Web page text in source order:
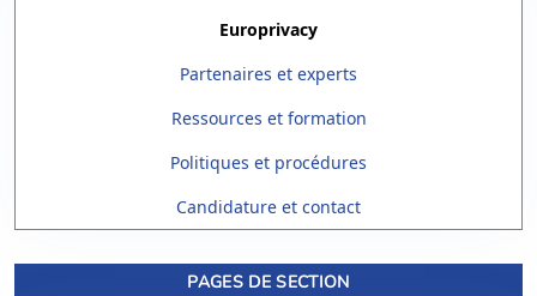
Europrivacy
Partenaires et experts
Ressources et formation
Politiques et procédures
Candidature et contact
PAGES DE SECTION